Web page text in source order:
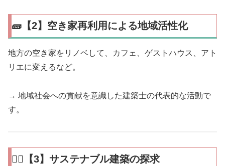
🧱【2】空き家再利用による地域活性化
地方の空き家をリノベして、カフェ、ゲストハウス、アト
リエに変えるなど。
→ 地域社会への貢献を意識した建築士の代表的な活動で
す。
🧘‍♀️【3】サステナブル建築の探求